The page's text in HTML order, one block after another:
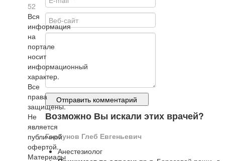
Возможно Вы искали этих врачей?
Горбунов Глеб Евгеньевич
Анестезиолог
52
Вся
информация
на
портале
носит
информационный
характер.
Все
права
защищены.
Не
является
публичной
офертой.
Материалы